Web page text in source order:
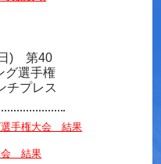
) 第40
グ選手権
プレス
選手権大会 結果
会 結果